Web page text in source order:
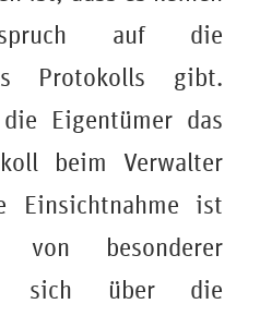
auf die
Protokolls gibt.
Eigentümer das
beim Verwalter
Einsichtnahme ist
von besonderer
sich über die